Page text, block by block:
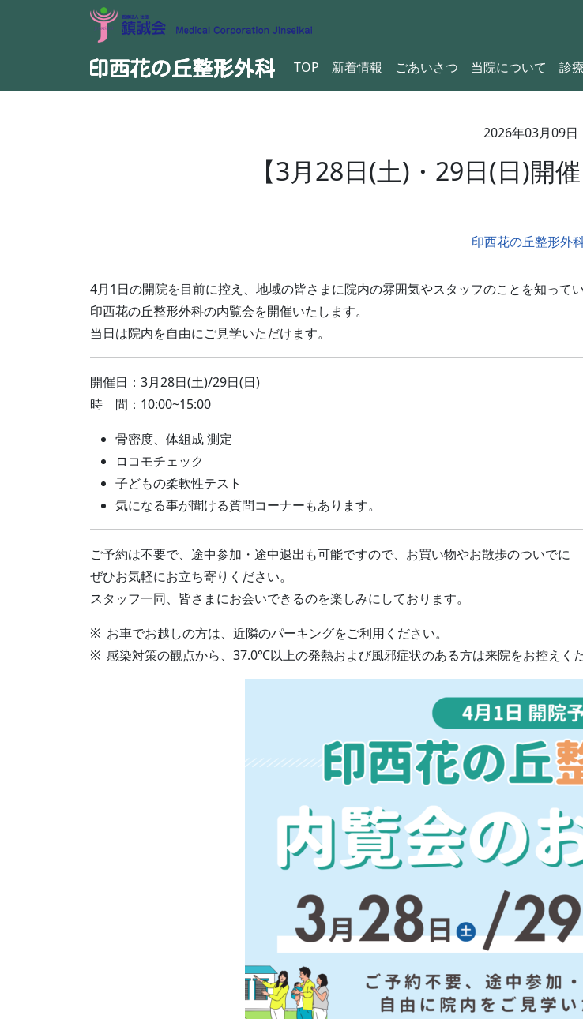
TOP 新着情報 ごあいさつ 当院について 診
2026年03月09日
【3月28日(土)・29日(日)開
印西花の丘整形外
4月1日の開院を目前に控え、地域の皆さまに院内の雰囲気やスタッフのことを知ってい
印西花の丘整形外科の内覧会を開催いたします。
当日は院内を自由にご見学いただけます。
開催日：3月28日(土)/29日(日)
時
間：10:00~15:00
骨密度、体組成 測定
ロコモチェック
子どもの柔軟性テスト
気になる事が聞ける質問コーナーもあります。
ご予約は不要で、途中参加・途中退出も可能ですので、お買い物やお散歩のついでに
ぜひお気軽にお立ち寄りください。
スタッフ一同、皆さまにお会いできるのを楽しみにしております。
お車でお越しの方は、近隣のパーキングをご利用ください。
感染対策の観点から、37.0℃以上の発熱および風邪症状のある方は来院をお控えく